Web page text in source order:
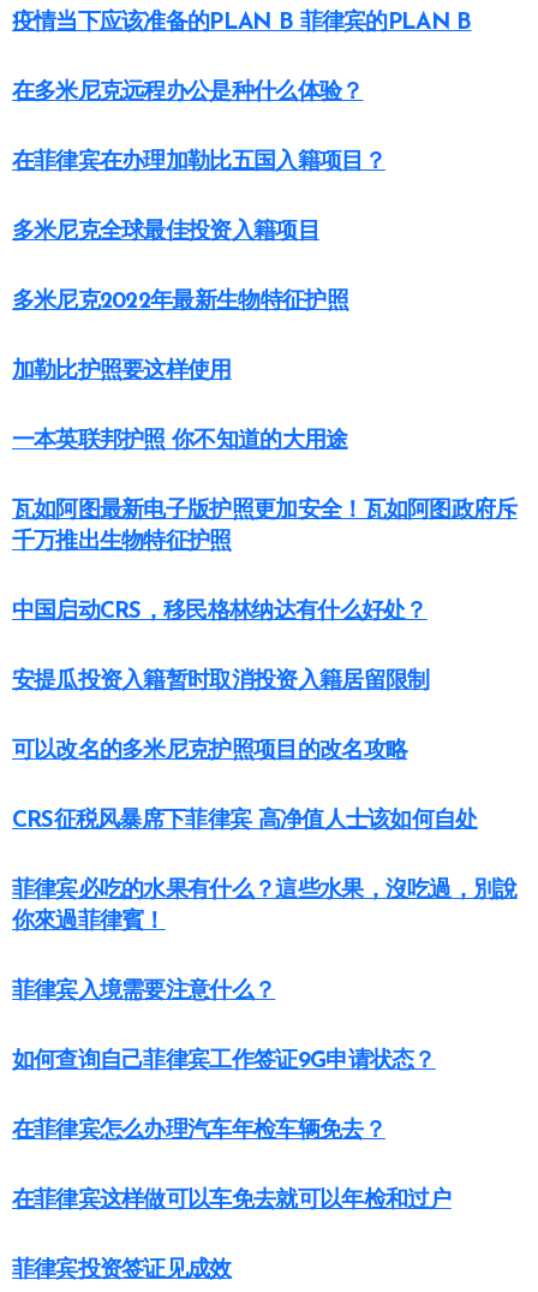
疫情当下应该准备的PLAN B 菲律宾的PLAN B
在多米尼克远程办公是种什么体验？
在菲律宾在办理加勒比五国入籍项目？
多米尼克全球最佳投资入籍项目
多米尼克2022年最新生物特征护照
加勒比护照要这样使用
一本英联邦护照 你不知道的大用途
瓦如阿图最新电子版护照更加安全！瓦如阿图政府斥
千万推出生物特征护照
中国启动CRS，移民格林纳达有什么好处？
安提瓜投资入籍暂时取消投资入籍居留限制
可以改名的多米尼克护照项目的改名攻略
CRS征税风暴席下菲律宾 高净值人士该如何自处
菲律宾必吃的水果有什么？這些水果，沒吃過，別說
你來過菲律賓！
菲律宾入境需要注意什么？
如何查询自己菲律宾工作签证9G申请状态？
在菲律宾怎么办理汽车年检车辆免去？
在菲律宾这样做可以车免去就可以年检和过户
菲律宾投资签证见成效